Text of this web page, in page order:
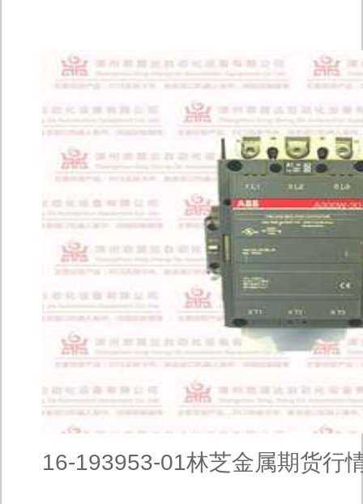
16-193953-01林芝金属期货行